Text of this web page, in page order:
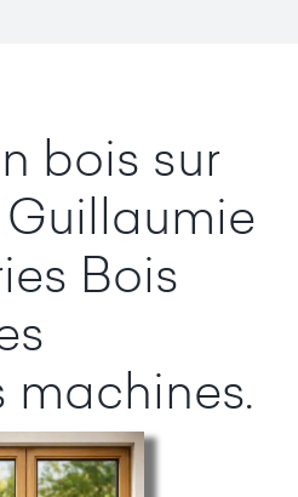
bois sur
Guillaumie
Bois
machines.